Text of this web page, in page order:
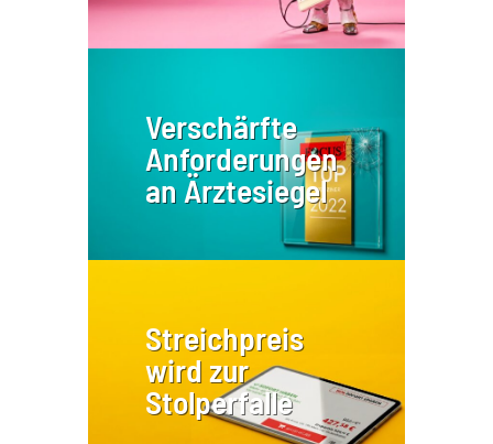
Verschärfte
Anforderungen
an Ärztesiegel
Streichpreis
wird zur
Stolperfalle